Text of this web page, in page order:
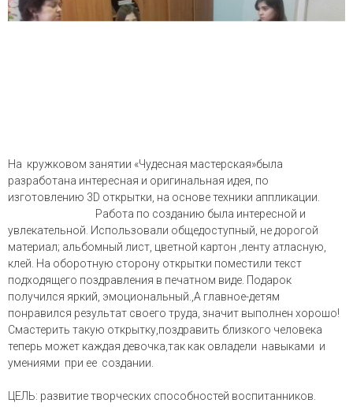
На кружковом занятии «Чудесная мастерская»была
разработана интересная и оригинальная идея, по
изготовлению 3D открытки, на основе техники аппликации.
Работа по созданию была интересной и
увлекательной. Использовали общедоступный, не дорогой
материал; альбомный лист, цветной картон ,ленту атласную,
клей. На оборотную сторону открытки поместили текст
подходящего поздравления в печатном виде. Подарок
получился яркий, эмоциональный.,А главное-детям
понравился результат своего труда, значит выполнен хорошо!
Смастерить такую открытку,поздравить близкого человека
теперь может каждая девочка,так как овладели навыками и
умениями при ее создании.
ЦЕЛЬ: развитие творческих способностей воспитанников.